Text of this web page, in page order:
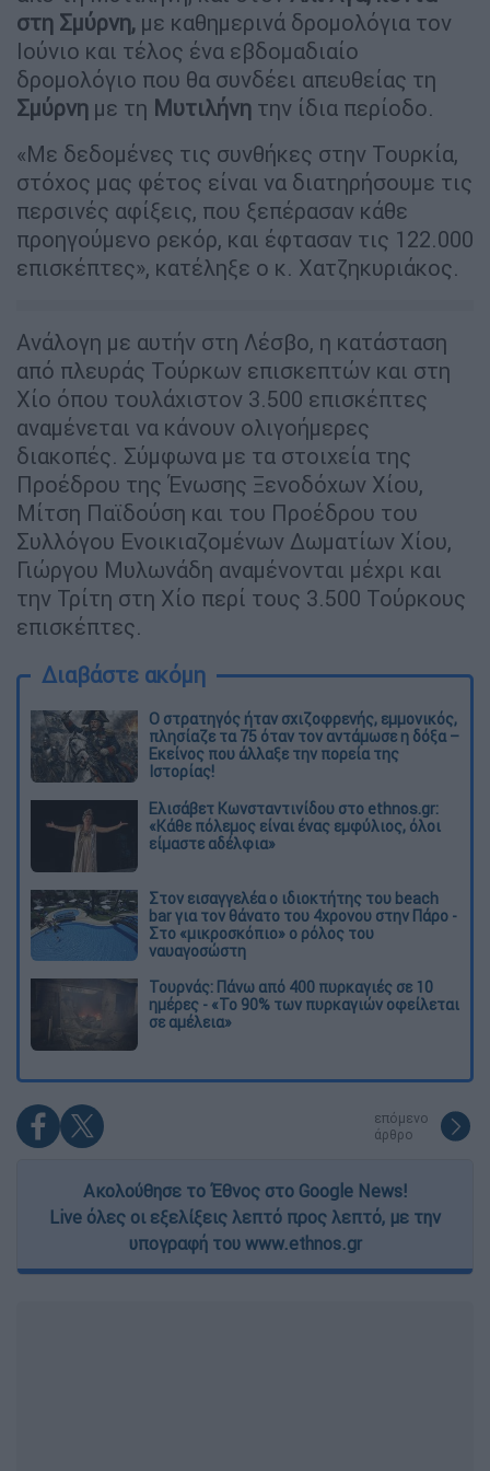
στη Σμύρνη, με καθημερινά δρομολόγια τον
Ιούνιο και τέλος ένα εβδομαδιαίο
δρομολόγιο που θα συνδέει απευθείας τη
Σμύρνη με τη Μυτιλήνη την ίδια περίοδο.
«Με δεδομένες τις συνθήκες στην Τουρκία,
στόχος μας φέτος είναι να διατηρήσουμε τις
περσινές αφίξεις, που ξεπέρασαν κάθε
προηγούμενο ρεκόρ, και έφτασαν τις 122.000
επισκέπτες», κατέληξε ο κ. Χατζηκυριάκος.
Ανάλογη με αυτήν στη Λέσβο, η κατάσταση
από πλευράς Τούρκων επισκεπτών και στη
Χίο όπου τουλάχιστον 3.500 επισκέπτες
αναμένεται να κάνουν ολιγοήμερες
διακοπές. Σύμφωνα με τα στοιχεία της
Προέδρου της Ένωσης Ξενοδόχων Χίου,
Μίτση Παϊδούση και του Προέδρου του
Συλλόγου Ενοικιαζομένων Δωματίων Χίου,
Γιώργου Μυλωνάδη αναμένονται μέχρι και
την Τρίτη στη Χίο περί τους 3.500 Τούρκους
επισκέπτες.
Διαβάστε ακόμη
O στρατηγός ήταν σχιζοφρενής, εμμονικός,
πλησίαζε τα 75 όταν τον αντάμωσε η δόξα –
Εκείνος που άλλαξε την πορεία της
Ιστορίας!
Ελισάβετ Κωνσταντινίδου στο ethnos.gr:
«Κάθε πόλεμος είναι ένας εμφύλιος, όλοι
είμαστε αδέλφια»
Στον εισαγγελέα ο ιδιοκτήτης του beach
bar για τον θάνατο του 4χρονου στην Πάρο -
Στο «μικροσκόπιο» ο ρόλος του
ναυαγοσώστη
Τουρνάς: Πάνω από 400 πυρκαγιές σε 10
ημέρες - «Το 90% των πυρκαγιών οφείλεται
σε αμέλεια»
επόμενο
άρθρο
Ακολούθησε το Έθνος στο Google News!
Live όλες οι εξελίξεις λεπτό προς λεπτό, με την
υπογραφή του www.ethnos.gr